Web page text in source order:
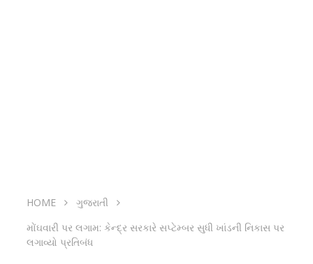
HOME
ગુજરાતી
મોંઘવારી પર લગામ: કેન્દ્ર સરકારે સપ્ટેમ્બર સુધી ખાંડની નિકાસ પર
લગાવ્યો પ્રતિબંધ